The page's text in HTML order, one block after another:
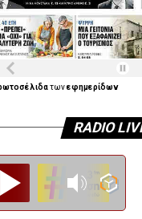
τωνεφημερίδων
RADIO